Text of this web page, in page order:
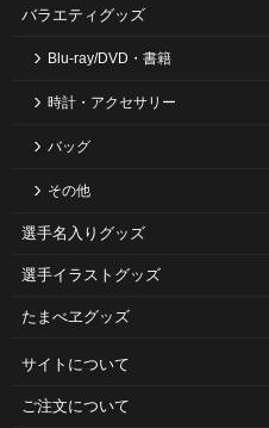
バラエティグッズ
Blu-ray/DVD・書籍
時計・アクセサリー
バッグ
その他
選手名入りグッズ
選手イラストグッズ
たまべヱグッズ
サイトについて
ご注⽂について